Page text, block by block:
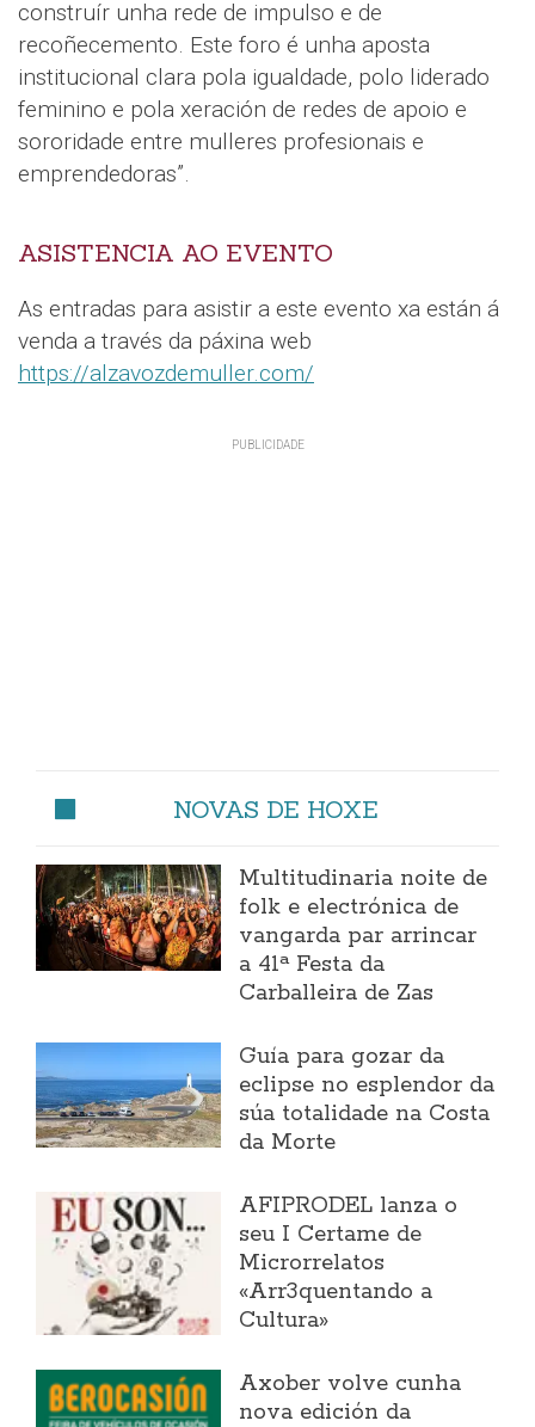
construír unha rede de impulso e de
recoñecemento. Este foro é unha aposta
institucional clara pola igualdade, polo liderado
feminino e pola xeración de redes de apoio e
sororidade entre mulleres profesionais e
emprendedoras”.
ASISTENCIA AO EVENTO
As entradas para asistir a este evento xa están á
venda a través da páxina web
https://alzavozdemuller.com/
NOVAS DE HOXE
Multitudinaria noite de
folk e electrónica de
vangarda par arrincar
a 41ª Festa da
Carballeira de Zas
Guía para gozar da
eclipse no esplendor da
súa totalidade na Costa
da Morte
AFIPRODEL lanza o
seu I Certame de
Microrrelatos
«Arr3quentando a
Cultura»
Axober volve cunha
nova edición da